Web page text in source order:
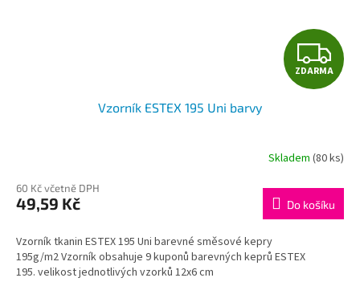
Z
D
R
M
A
ZDARMA
Vzorník ESTEX 195 Uni barvy
Skladem (80 ks)
60 Kč včetně DPH
49,59 Kč Do košíku
Vzorník tkanin ESTEX 195 Uni barevné směsové kepry
195g/m2 Vzorník obsahuje 9 kuponů barevných keprů ESTEX
195. velikost jednotlivých vzorků 12x6 cm